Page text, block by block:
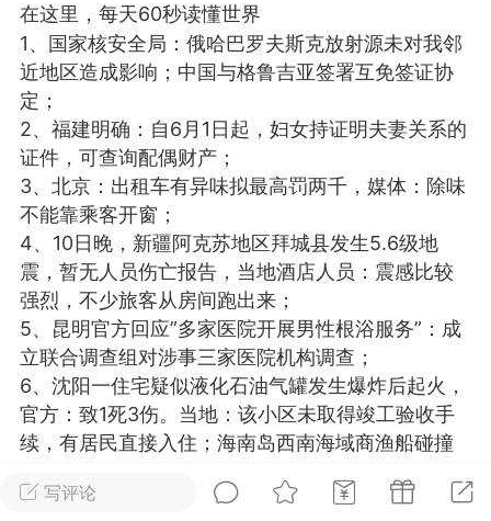
美业357 芯诗妍 卡卡美业
每次200金币 点击购买
师 小熊水光
脂
卡卡动能素
皇斯普拉雅
建术
DRYY面膜
爆款平台 Lv.8 靓号
加盟商
26 23:18
电脑端 美业资讯
闪充小白罐
本/双效闪充，养出紧致小白脸！一、项
充小白罐 = 闪充大白肌（仪器）× 草本
产品）×极光嫩肤啫喱（产品）这是一套
护...写评论
在这里，每天60秒读懂世界
1、国家核安全局：俄哈巴罗夫斯克放射源未对我邻
近地区造成影响；中国与格鲁吉亚签署互免签证协
定；
2、福建明确：自6月1日起，妇女持证明夫妻关系的
证件，可查询配偶财产；
3、北京：出租车有异味拟最高罚两千，媒体：除味
不能靠乘客开窗；
4、10日晚，新疆阿克苏地区拜城县发生5.6级地
震，暂无人员伤亡报告，当地酒店人员：震感比较
强烈，不少旅客从房间跑出来；
5、昆明官方回应”多家医院开展男性根浴服务”：成
立联合调查组对涉事三家医院机构调查；
6、沈阳一住宅疑似液化石油气罐发生爆炸后起火，
官方：致1死3伤。当地：该小区未取得竣工验收手
续，有居民直接入住；海南岛西南海域商渔船碰撞
7、10日早，香港佐敦道一大厦发生火灾，已致5死